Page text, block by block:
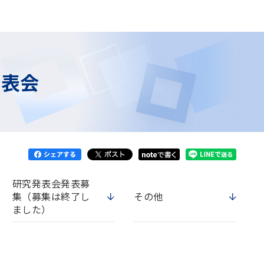
会
研究発表会発表募
集（募集は終了し
ました）
その他